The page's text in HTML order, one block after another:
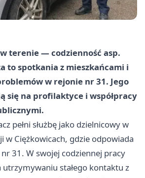
terenie — codzienność asp.
to spotkania z mieszkańcami i
w rejonie nr 31. Jego
się na profilaktyce i współpracy
pełni służbę jako dzielnicowy w
w Ciężkowicach, gdzie odpowiada
31. W swojej codziennej pracy
utrzymywaniu stałego kontaktu z